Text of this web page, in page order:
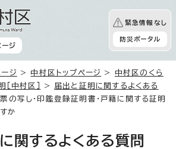
ージ
緊急情報なし
防災ポータル
ージ > 中村区トップページ > 中村区のくら
中村区］ > 届出と証明に関するよくある
の写し・印鑑登録証明書・戸籍に関する証明
か
関するよくある質問